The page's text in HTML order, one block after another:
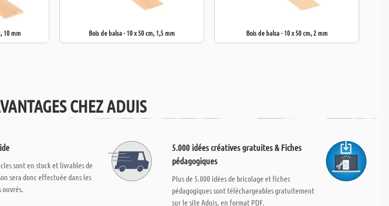
10 mm Bois de balsa - 10 x 50 cm, 1,5 mm Bois de balsa - 10 x 50 cm, 2 mm
CHEZ ADUIS
sont en stock et livrables de
sera donc effectuée dans les
ouvrés.
5.000 idées créatives gratuites & Fiches
pédagogiques
Plus de 5.000 idées de bricolage et fiches
pédagogiques sont téléchargeables gratuitement
sur le site Aduis, en format PDF.